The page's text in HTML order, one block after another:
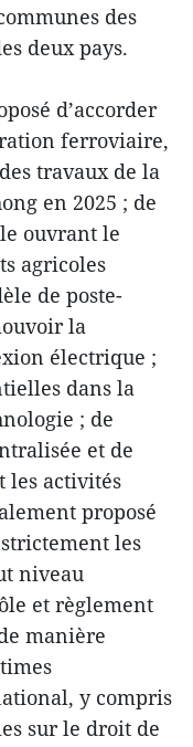
des
deux pays.
d’accorder
ferroviaire,
travaux de la
en 2025 ; de
ouvrant le
agricoles
de poste-
la
électrique ;
dans la
; de
et de
les activités
proposé
les
niveau
et règlement
manière
y compris
sur le droit de